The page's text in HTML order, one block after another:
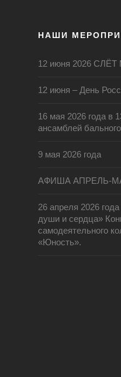
НАШИ
12 июня 2026
12 июня – День
16 мая 2026 года в
ансамблей
9 мая 2026 года
АФИША АПРЕЛЬ-
26 апреля 2026
души и сердца»
самодеятельного
«Юность».